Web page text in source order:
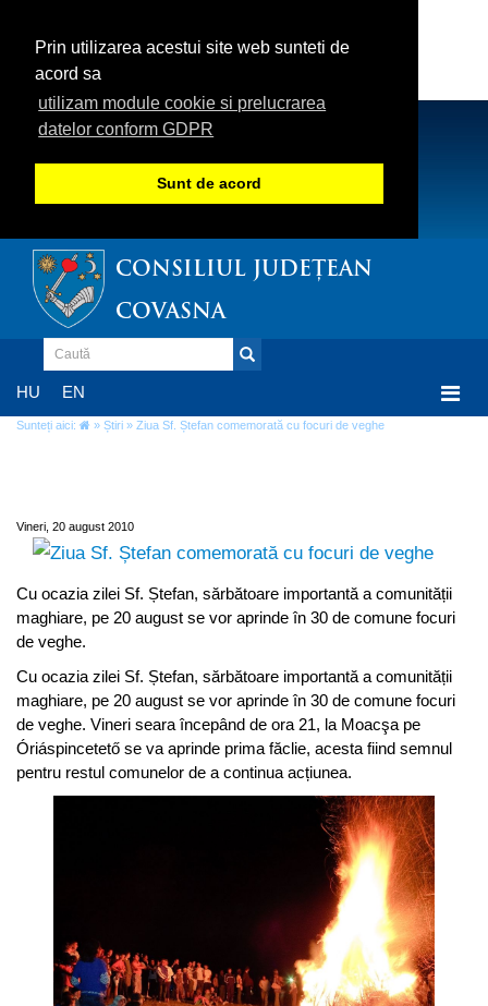
Prin utilizarea acestui site web sunteti de
acord sa
utilizam module cookie si prelucrarea
datelor conform GDPR
Sunt de acord
CONSILIUL JUDEȚEAN
COVASNA
HU EN
Sunteți aici: » Știri » Ziua Sf. Ștefan comemorată cu focuri de veghe
Vineri, 20 august 2010
Cu ocazia zilei Sf. Ștefan, sărbătoare importantă a comunității
maghiare, pe 20 august se vor aprinde în 30 de comune focuri
de veghe.
Cu ocazia zilei Sf. Ștefan, sărbătoare importantă a comunității
maghiare, pe 20 august se vor aprinde în 30 de comune focuri
de veghe. Vineri seara începând de ora 21, la Moacşa pe
Óriáspincetető se va aprinde prima făclie, acesta fiind semnul
pentru restul comunelor de a continua acțiunea.